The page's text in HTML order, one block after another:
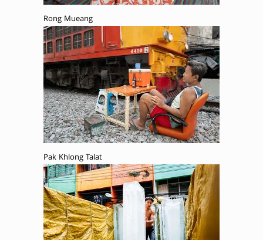
Rong Mueang
Pak Khlong Talat